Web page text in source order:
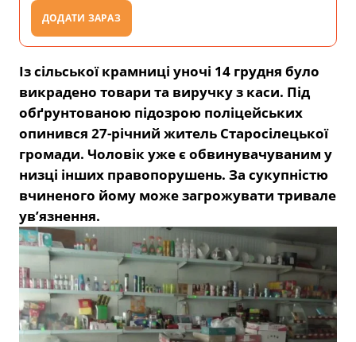
ДОДАТИ ЗАРАЗ
Із сільської крамниці уночі 14 грудня було
викрадено товари та виручку з каси. Під
обґрунтованою підозрою поліцейських
опинився 27-річний житель Старосілецької
громади. Чоловік уже є обвинувачуваним у
низці інших правопорушень. За сукупністю
вчиненого йому може загрожувати тривале
ув’язнення.